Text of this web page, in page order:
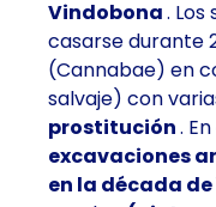
Vindobona.
casarse durante
(Cannabae) en
salvaje) con
prostitución.
excavaciones
en la década de